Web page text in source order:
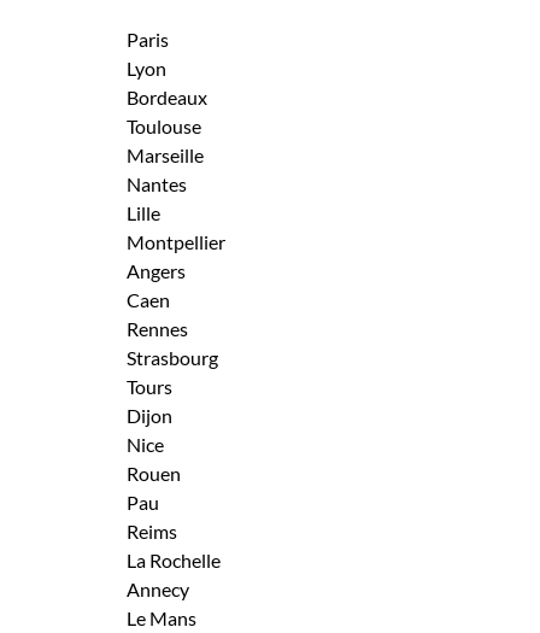
Paris
Lyon
Bordeaux
Toulouse
Marseille
Nantes
Lille
Montpellier
Angers
Caen
Rennes
Strasbourg
Tours
Dijon
Nice
Rouen
Pau
Reims
La Rochelle
Annecy
Le Mans